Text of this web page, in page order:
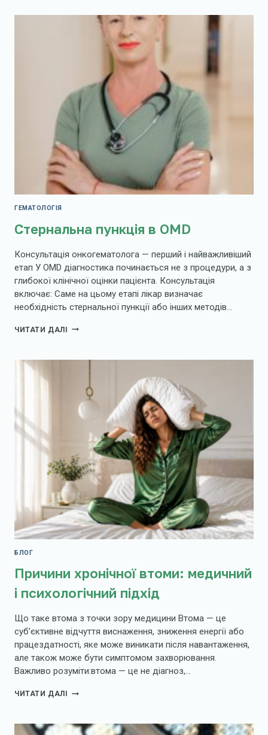
УЗД-
ГЕМАТОЛОГІЯ
Стернальна пункція в OMD
Консультація онкогематолога — перший і найважливіший
етап У OMD діагностика починається не з процедури, а з
глибокої клінічної оцінки пацієнта. Консультація
включає: Саме на цьому етапі лікар визначає
необхідність стернальної пункції або інших методів…
ЧИТАТИ ДАЛІ СТЕРНАЛЬНА
OMD
БЛОГ
Причини хронічної втоми: медичний
і психологічний підхід
Що таке втома з точки зору медицини Втома — це
суб’єктивне відчуття виснаження, зниження енергії або
працездатності, яке може виникати після навантаження,
але також може бути симптомом захворювання.
Важливо розуміти:втома — це не діагноз,…
ЧИТАТИ ДАЛІ
ПРИЧИНИ
МЕДИЧНИЙ